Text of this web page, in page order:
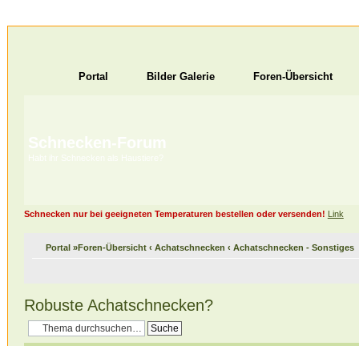
Portal Bilder Galerie Foren-Übersicht
Schnecken-Forum
Habt ihr Schnecken als Haustiere?
Schnecken nur bei geeigneten Temperaturen bestellen oder versenden! Link
Portal»Foren-Übersicht ‹ Achatschnecken ‹ Achatschnecken - Sonstiges
Robuste Achatschnecken?